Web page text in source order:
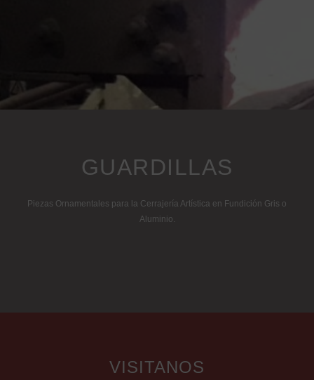
GUARDILLAS
Piezas Ornamentales para la Cerrajería Artística en Fundición Gris o
Aluminio.
VISITANOS